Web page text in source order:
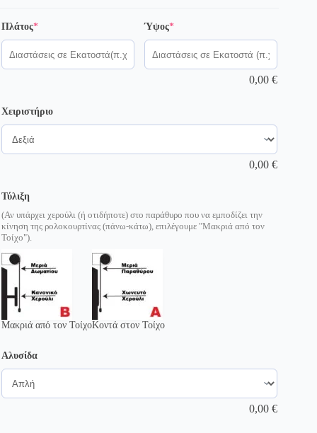
Πλάτος*(required) Ύψος*(required)
0,00€
Χειριστήριο
0,00€
Τύλιξη
(Αν υπάρχει χερούλι (ή οτιδήποτε) στο παράθυρο που να εμποδίζει την
κίνηση της ρολοκουρτίνας (πάνω-κάτω), επιλέγουμε "Μακριά από τον
Τοίχο").
Μακριά από τον ΤοίχοΚοντά στον Τοίχο
Αλυσίδα
0,00€